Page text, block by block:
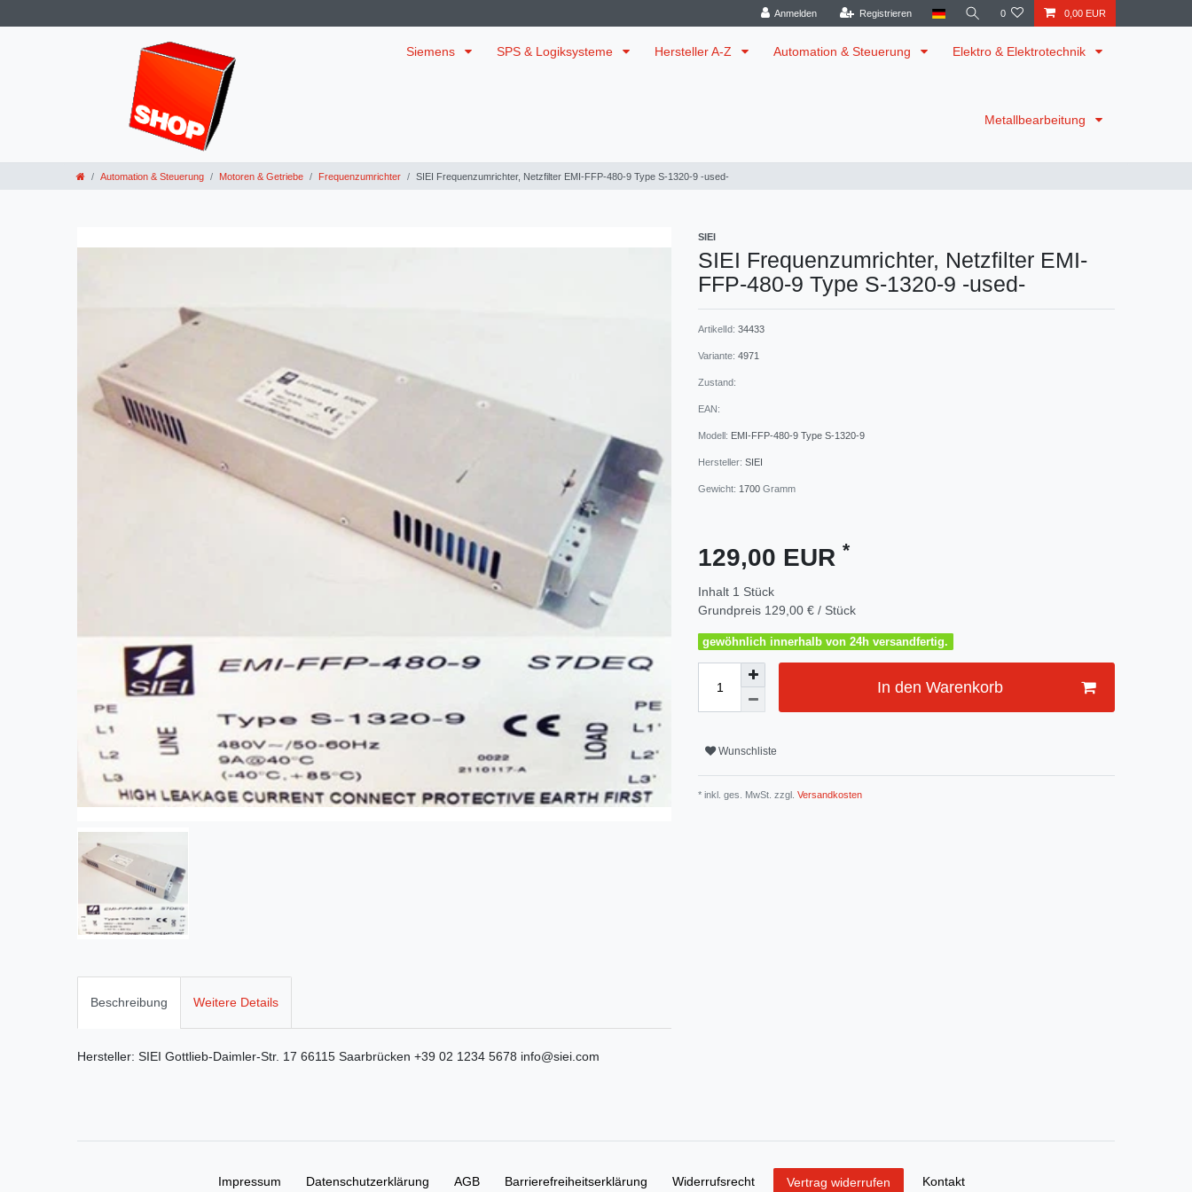
Anmelden Registrieren 0 0,00 EUR
Siemens SPS & Logiksysteme Hersteller A-Z Automation & Steuerung Elektro & Elektrotechnik
Metallbearbeitung
Automation & Steuerung Motoren & Getriebe Frequenzumrichter SIEI Frequenzumrichter, Netzfilter EMI-FFP-480-9 Type S-1320-9 -used-
Beschreibung Weitere Details
Hersteller: SIEI Gottlieb-Daimler-Str. 17 66115 Saarbrücken +39 02 1234 5678 info@siei.com
SIEI
SIEI Frequenzumrichter, Netzfilter EMI-
FFP-480-9 Type S-1320-9 -used-
ArtikelId: 34433
Variante: 4971
Zustand:
EAN:
Modell: EMI-FFP-480-9 Type S-1320-9
Hersteller: SIEI
Gewicht: 1700 Gramm
129,00 EUR *
Inhalt 1 Stück
Grundpreis 129,00 € / Stück
gewöhnlich innerhalb von 24h versandfertig.
In den Warenkorb
Wunschliste
* inkl. ges. MwSt. zzgl. Versandkosten
Impressum Daten­schutz­erklärung AGB Barrierefreiheitserklärung Widerrufs­recht Vertrag widerrufen Kontakt